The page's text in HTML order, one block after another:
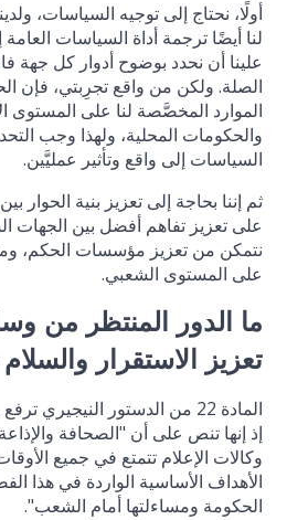
أولًا، نحتاج إلى توجيه السياسات،
لنا أيضًا ترجمة أداة السياسات
علينا أن نحدد بوضوح أدوار كل جهة
الصلة. ولكن من واقع تجرِبتي، فإن
الموارد المخصَّصة لنا على المستوى
والحكومات المحلية، ولهذا وجب
السياسات إلى واقع وتأثير عمليَّين.
ثم إننا بحاجة إلى تعزيز بنية الحوار
على تعزيز تفاهم أفضل بين الجهات
نتمكن من تعزيز مؤسسات الحكم،
على المستوى الشعبي.
ما الدور المنتظر من
تعزيز الاستقرار
المادة 22 من الدستور
إذ إنها تنص على أن "الصحافة
وكالات الإعلام تتمتع في جميع
الأهداف الأساسية الواردة في هذا
الحكومة ومساءلتها أمام الشعب".